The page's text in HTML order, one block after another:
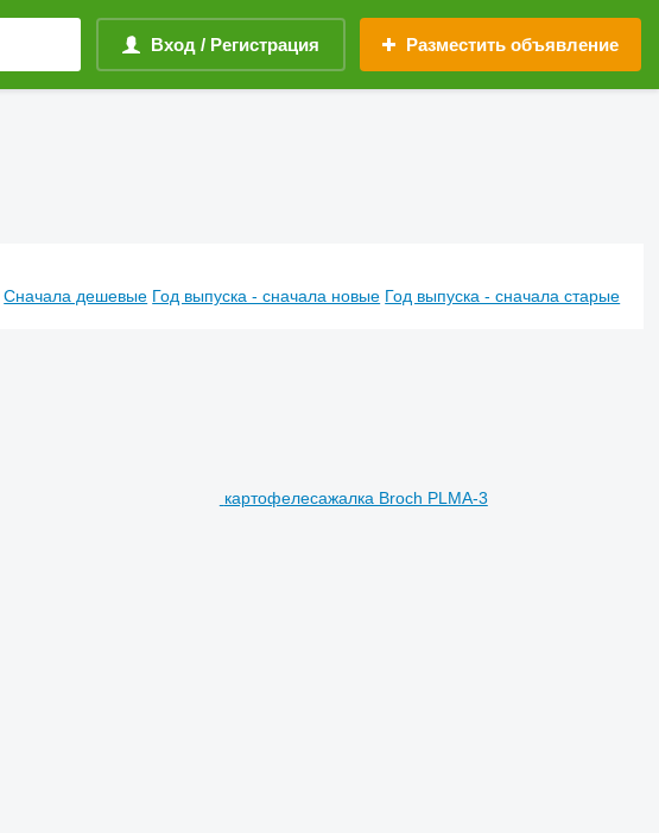
Вход / Регистрация Разместить объявление
Сначала дешевые Год выпуска - сначала новые Год выпуска - сначала старые
картофелесажалка Broch PLMA-3